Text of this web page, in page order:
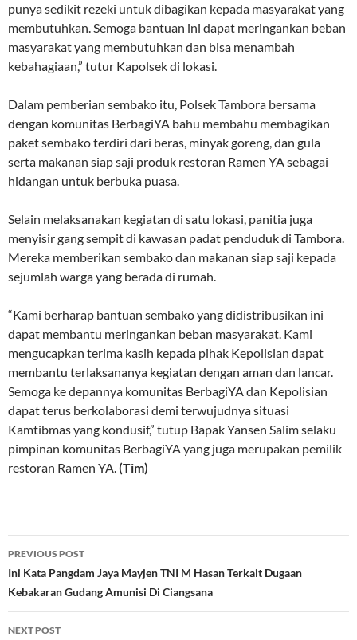
punya sedikit rezeki untuk dibagikan kepada masyarakat yang
membutuhkan. Semoga bantuan ini dapat meringankan beban
masyarakat yang membutuhkan dan bisa menambah
kebahagiaan,” tutur Kapolsek di lokasi.
Dalam pemberian sembako itu, Polsek Tambora bersama
dengan komunitas BerbagiYA bahu membahu membagikan
paket sembako terdiri dari beras, minyak goreng, dan gula
serta makanan siap saji produk restoran Ramen YA sebagai
hidangan untuk berbuka puasa.
Selain melaksanakan kegiatan di satu lokasi, panitia juga
menyisir gang sempit di kawasan padat penduduk di Tambora.
Mereka memberikan sembako dan makanan siap saji kepada
sejumlah warga yang berada di rumah.
“Kami berharap bantuan sembako yang didistribusikan ini
dapat membantu meringankan beban masyarakat. Kami
mengucapkan terima kasih kepada pihak Kepolisian dapat
membantu terlaksananya kegiatan dengan aman dan lancar.
Semoga ke depannya komunitas BerbagiYA dan Kepolisian
dapat terus berkolaborasi demi terwujudnya situasi
Kamtibmas yang kondusif,” tutup Bapak Yansen Salim selaku
pimpinan komunitas BerbagiYA yang juga merupakan pemilik
restoran Ramen YA.(Tim)
Post
navigation
PREVIOUS POST
Ini Kata Pangdam Jaya Mayjen TNI M Hasan Terkait Dugaan
Kebakaran Gudang Amunisi Di Ciangsana
NEXT POST